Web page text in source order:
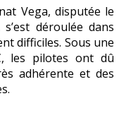
Vega, disputée le
déroulée dans
difficiles. Sous une
les pilotes ont dû
adhérente et des